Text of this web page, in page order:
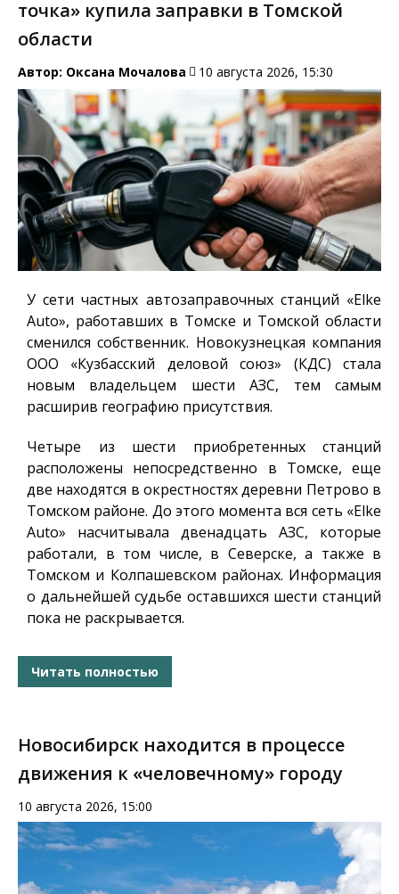
точка» купила заправки в Томской
области
Автор: Оксана Мочалова 10 августа 2026, 15:30
У сети частных автозаправочных станций «Elke
Auto», работавших в Томске и Томской области
сменился собственник. Новокузнецкая компания
ООО «Кузбасский деловой союз» (КДС) стала
новым владельцем шести АЗС, тем самым
расширив географию присутствия.
Четыре из шести приобретенных станций
расположены непосредственно в Томске, еще
две находятся в окрестностях деревни Петрово в
Томском районе. До этого момента вся сеть «Elke
Auto» насчитывала двенадцать АЗС, которые
работали, в том числе, в Северске, а также в
Томском и Колпашевском районах. Информация
о дальнейшей судьбе оставшихся шести станций
пока не раскрывается.
Читать полностью
Новосибирск находится в процессе
движения к «человечному» городу
10 августа 2026, 15:00